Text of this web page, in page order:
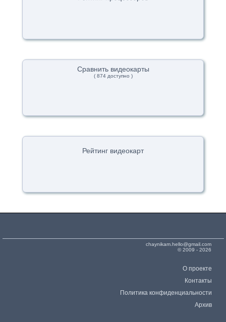
Сравнить видеокарты
( 874 доступно )
Рейтинг видеокарт
chaynikam.hello@gmail.com
© 2009 - 2026
О проекте
Контакты
Политика конфиденциальности
Архив